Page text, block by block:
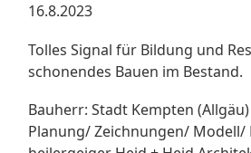
16.8.2023
Tolles Signal für Bildung und
schonendes Bauen im Bestand.
Bauherr: Stadt Kempten (Allgäu)
Planung/ Zeichnungen/ Modell/